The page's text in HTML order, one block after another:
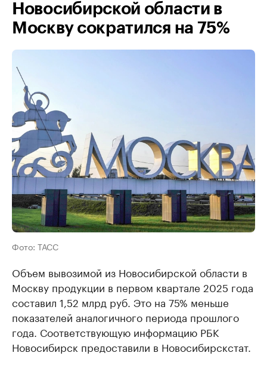
Новосибирской области в
Москву сократился на 75%
Фото: ТАСС
Объем вывозимой из Новосибирской области в
Москву продукции в первом квартале 2025 года
составил 1,52 млрд руб. Это на 75% меньше
показателей аналогичного периода прошлого
года. Соответствующую информацию РБК
Новосибирск предоставили в Новосибирскстат.